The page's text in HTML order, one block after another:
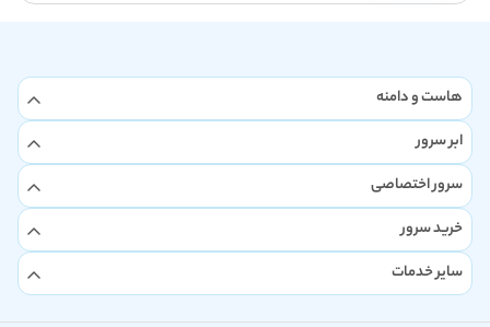
هاست و دامنه
ابر سرور
سرور اختصاصی
خرید سرور
سایر خدمات